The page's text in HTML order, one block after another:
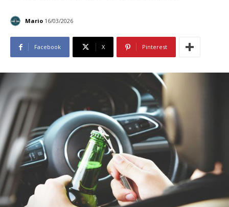
Mario 16/03/2026
Facebook X Pinterest